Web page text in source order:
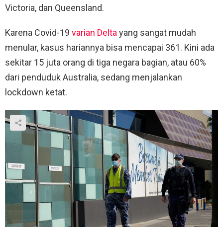
Victoria, dan Queensland.
Karena Covid-19 varian Deltayang sangat mudah
menular, kasus hariannya bisa mencapai 361. Kini ada
sekitar 15 juta orang di tiga negara bagian, atau 60%
dari penduduk Australia, sedang menjalankan
lockdown ketat.